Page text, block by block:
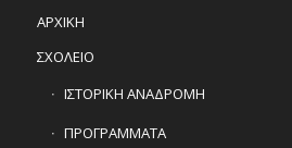
ΑΡΧΙΚΗ
ΣΧΟΛΕΙΟ
ΙΣΤΟΡΙΚΗ ΑΝΑΔΡΟΜΗ
ΠΡΟΓΡΑΜΜΑΤΑ